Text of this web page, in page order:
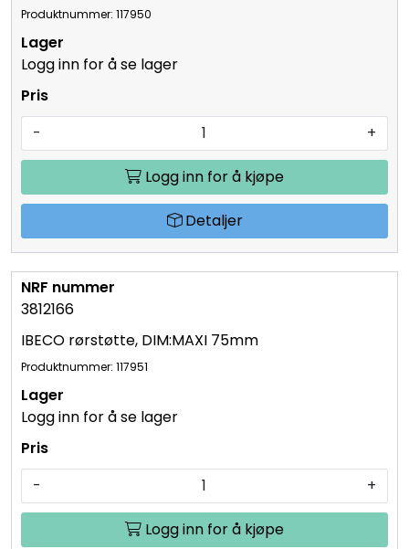
IBECO rørstøtte, DIM:MAXI 65mm
Produktnummer: 117950
Logg inn for å se lager
- +
Logg inn for å kjøpe
Detaljer
3812166
IBECO rørstøtte, DIM:MAXI 75mm
Produktnummer: 117951
Logg inn for å se lager
- +